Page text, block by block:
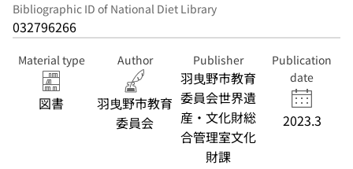
Bibliographic ID of National Diet Library
032796266
Material type
図書
Author
羽曳野市教育
委員会
Publisher
羽曳野市教育
委員会世界遺
産・文化財総
合管理室文化
財課
Publication
date
2023.3